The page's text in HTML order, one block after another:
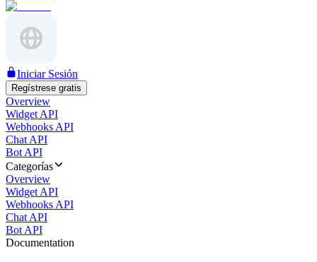
Iniciar Sesión
Regístrese gratis
Overview
Widget API
Webhooks API
Chat API
Bot API
Categorías
Overview
Widget API
Webhooks API
Chat API
Bot API
Documentation